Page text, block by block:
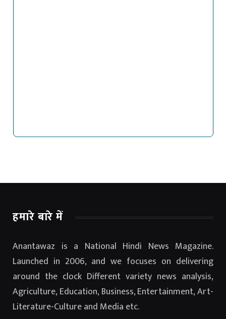
हमारे बारे में
Anantawaz is a National Hindi News Magazine.
Launched in 2006, and we focuses on delivering
around the clock Different variety news analysis,
Agriculture, Education, Business, Entertainment, Art-
Literature-Culture and Media etc.